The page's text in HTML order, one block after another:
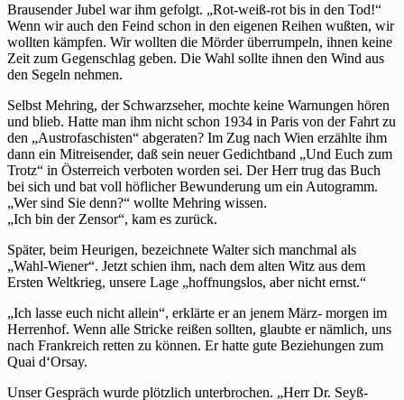
Brausender Jubel war ihm gefolgt. „Rot-weiß-rot bis in den Tod!“
Wenn wir auch den Feind schon in den eigenen Reihen wußten, wir
wollten kämpfen. Wir wollten die Mörder überrumpeln, ihnen keine
Zeit zum Gegenschlag geben. Die Wahl sollte ihnen den Wind aus
den Segeln nehmen.
Selbst Mehring, der Schwarzseher, mochte keine Warnungen hören
und blieb. Hatte man ihm nicht schon 1934 in Paris von der Fahrt zu
den „Austrofaschisten“ abgeraten? Im Zug nach Wien erzählte ihm
dann ein Mitreisender, daß sein neuer Gedichtband „Und Euch zum
Trotz“ in Österreich verboten worden sei. Der Herr trug das Buch
bei sich und bat voll höflicher Bewunderung um ein Autogramm.
„Wer sind Sie denn?“ wollte Mehring wissen.
„Ich bin der Zensor“, kam es zurück.
Später, beim Heurigen, bezeichnete Walter sich manchmal als
„Wahl-Wiener“. Jetzt schien ihm, nach dem alten Witz aus dem
Ersten Weltkrieg, unsere Lage „hoffnungslos, aber nicht ernst.“
„Ich lasse euch nicht allein“, erklärte er an jenem März- morgen im
Herrenhof. Wenn alle Stricke reißen sollten, glaubte er nämlich, uns
nach Frankreich retten zu können. Er hatte gute Beziehungen zum
Quai d‘Orsay.
Unser Gespräch wurde plötzlich unterbrochen. „Herr Dr. Seyß-